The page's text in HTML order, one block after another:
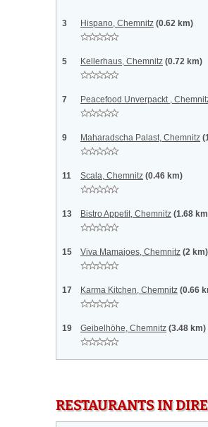
3 Hispano, Chemnitz (0.62 km)
5 Kellerhaus, Chemnitz (0.72 km)
7 Peacefood Unverpackt ,
9 Maharadscha Palast, Chemnitz
11 Scala, Chemnitz (0.46 km)
13 Bistro Appetit, Chemnitz (1.68
15 Viva Mamajoes, Chemnitz (2 km)
17 Karma Kitchen, Chemnitz (0.66
19 Geibelhöhe, Chemnitz (3.48 km)
RESTAURANTS IN